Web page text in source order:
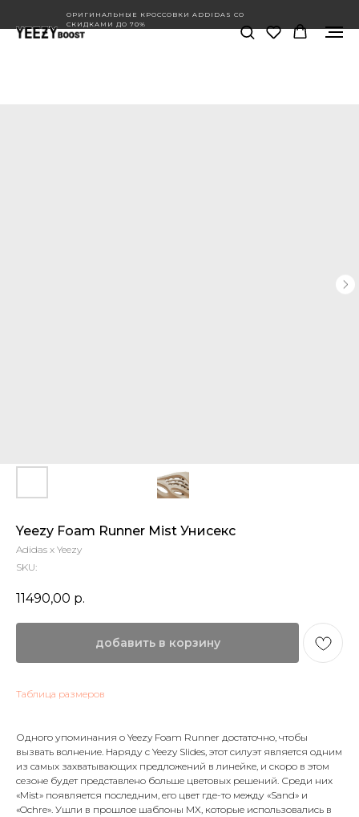
ОРИГИНАЛЬНЫЕ КРОССОВКИ ADDIDAS СО
СКИДКАМИ ДО 70%
Yeezy Foam Runner Mist Унисекс
Adidas x Yeezy
SKU:
11490,00 р.
добавить в корзину
Таблица размеров
Одного упоминания о Yeezy Foam Runner достаточно, чтобы
вызвать волнение. Наряду с Yeezy Slides, этот силуэт является одним
из самых захватывающих предложений в линейке, и скоро в этом
сезоне будет представлено больше цветовых решений. Среди них
«Mist» появляется последним, его цвет где-то между «Sand» и
«Ochre». Ушли в прошлое шаблоны MX, которые использовались в